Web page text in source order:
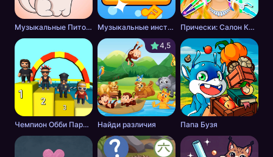
Музыкальные Питомцы! Милые Поющие Котики Музыкальные инструменты для детей Прически: Салон Красоты
Чемпион Обби Паркура
4,5
Найди различия Папа Бузя